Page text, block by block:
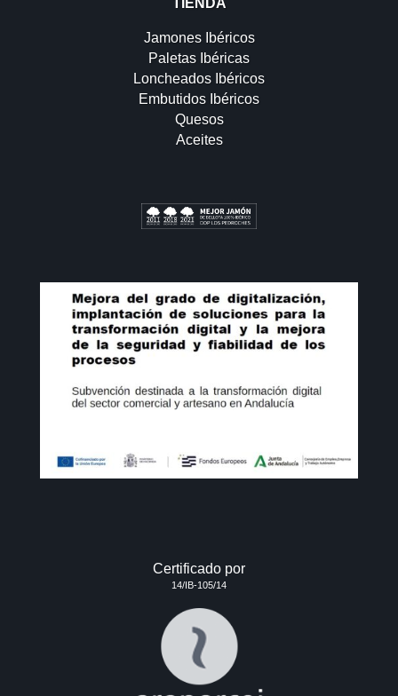
TIENDA
Jamones Ibéricos
Paletas Ibéricas
Loncheados Ibéricos
Embutidos Ibéricos
Quesos
Aceites
Certificado por
14/IB-105/14